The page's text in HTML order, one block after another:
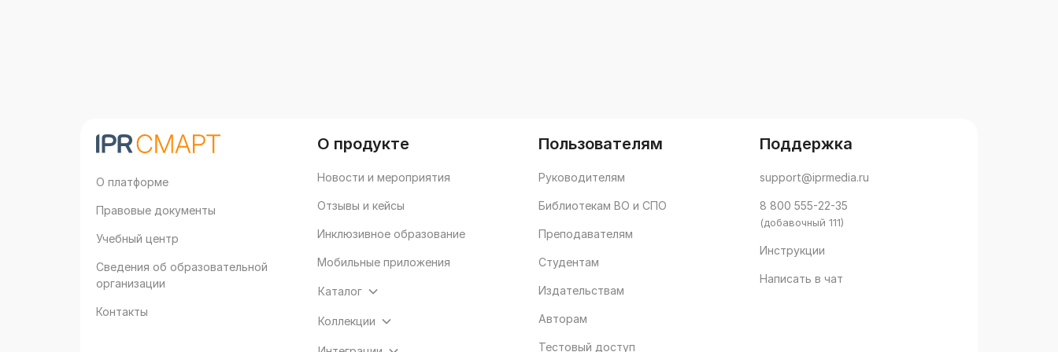
О платформе
Правовые документы
Учебный центр
Сведения об образовательной
организации
Контакты
О продукте
Новости и мероприятия
Отзывы и кейсы
Инклюзивное образование
Мобильные приложения
Каталог
Коллекции
Пользователям
Руководителям
Библиотекам ВО и СПО
Преподавателям
Студентам
Издательствам
Авторам
Тестовый доступ
Поддержка
support@iprmedia.ru
8 800 555-22-35
(добавочный 111)
Инструкции
Написать в чат